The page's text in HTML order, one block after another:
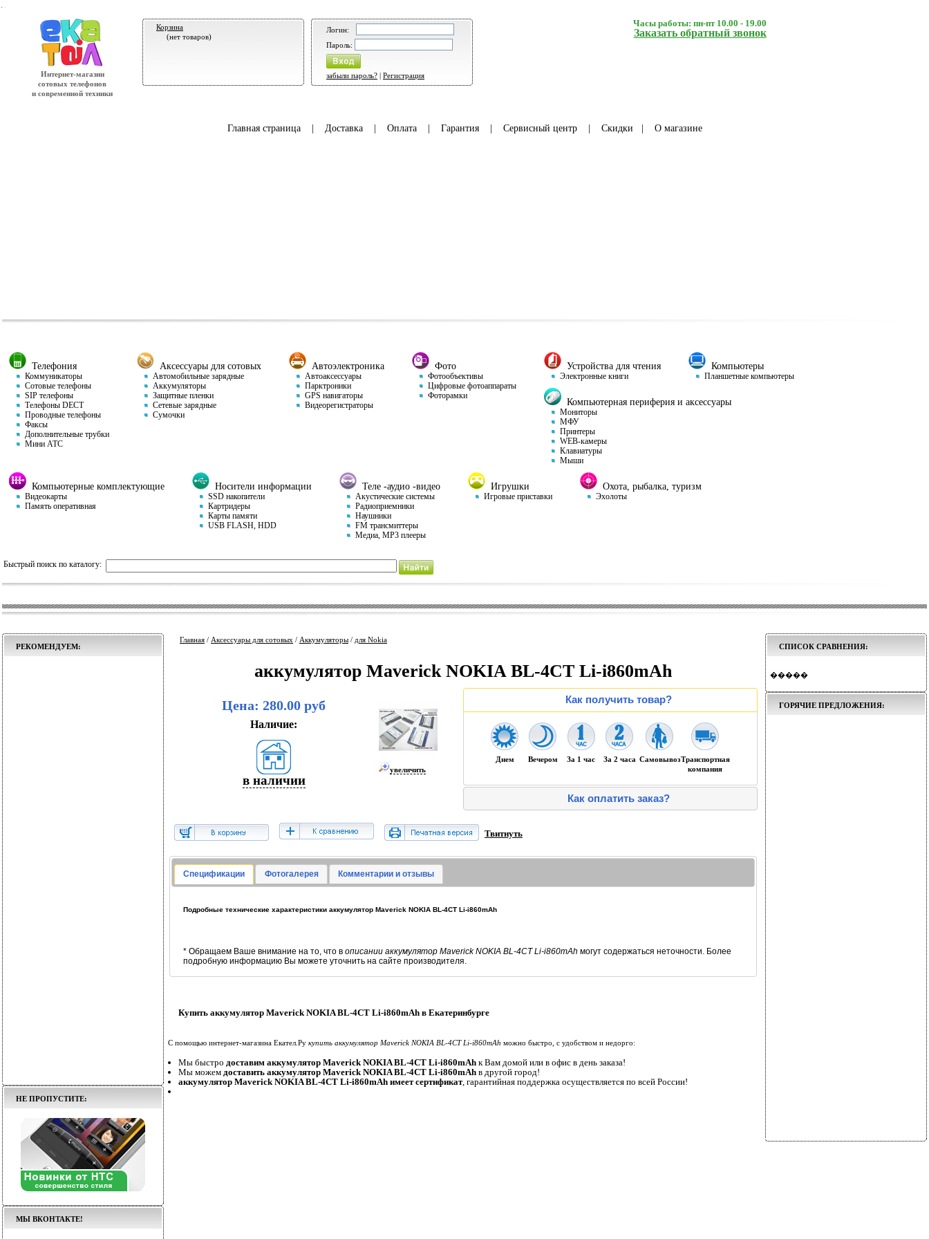
Интернет-магазин
сотовых телефонов
и современной техники
Корзина
(нет товаров)
Логин:
Пароль:
забыли пароль? | Регистрация
Часы работы: пн-пт 10.00 - 19.00
Заказать обратный звонок
Главная страница| Доставка| Оплата| Гарантия| Сервисный центр| Скидки О магазине
Телефония
Коммуникаторы
Сотовые телефоны
SIP телефоны
Телефоны DECT
Проводные телефоны
Факсы
Дополнительные трубки
Мини АТС
Аксессуары для сотовых
Автомобильные зарядные
Аккумуляторы
Защитные пленки
Сетевые зарядные
Сумочки
Автоэлектроника
Автоаксессуары
Парктроники
GPS навигаторы
Видеорегистраторы
Фото
Фотообъективы
Цифровые фотоаппараты
Фоторамки
Устройства для чтения
Электронные книги
Компьютеры
Планшетные компьютеры
Компьютерная периферия и аксессуары
Мониторы
МФУ
Принтеры
WEB-камеры
Клавиатуры
Мыши
Компьютерные комплектующие
Видеокарты
Память оперативная
Носители информации
SSD накопители
Картридеры
Карты памяти
USB FLASH, HDD
Теле -аудио -видео
Акустические системы
Радиоприемники
Наушники
FM трансмиттеры
Медиа, MP3 плееры
Игрушки
Игровые приставки
Охота, рыбалка, туризм
Эхолоты
Быстрый поиск по каталогу:
РЕКОМЕНДУЕМ:
НЕ ПРОПУСТИТЕ:
МЫ ВКОНТАКТЕ!
Главная / Аксессуары для сотовых / Аккумуляторы / для Nokia
аккумулятор Maverick NOKIA BL-4CT Li-i860mAh
Цена: 280.00 руб
Наличие:
в наличии
увеличить
Как получить товар?
Днем Вечером За 1 час За 2 часа СамовывозТранспортная
компания
Как оплатить заказ?
Твитнуть
Спецификации Фотогалерея Комментарии и отзывы
Подробные технические характеристики аккумулятор Maverick NOKIA BL-4CT Li-i860mAh
* Обращаем Ваше внимание на то, что вописании аккумулятор Maverick NOKIA BL-4CT Li-i860mAh могут содержаться неточности. Более
подробную информацию Вы можете уточнить на сайте производителя.
Купить аккумулятор Maverick NOKIA BL-4CT Li-i860mAh в Екатеринбурге
С помощью интернет-магазина Екател.Ру купить аккумулятор Maverick NOKIA BL-4CT Li-i860mAh можно быстро, с удобством и недорго:
Мы быстро доставим аккумулятор Maverick NOKIA BL-4CT Li-i860mAh к Вам домой или в офис в день заказа!
Мы можем доставить аккумулятор Maverick NOKIA BL-4CT Li-i860mAh в другой город!
аккумулятор Maverick NOKIA BL-4CT Li-i860mAh имеет сертификат, гарантийная поддержка осуществляется по всей России!
СПИСОК СРАВНЕНИЯ:
�����
ГОРЯЧИЕ ПРЕДЛОЖЕНИЯ: